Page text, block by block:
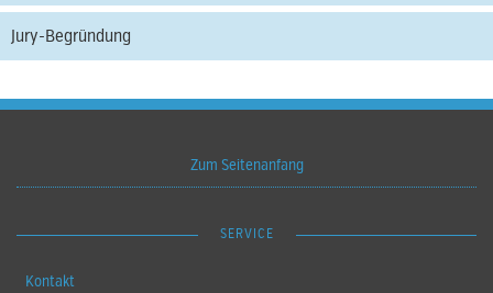
Jury-Begründung
Zum Seitenanfang
SERVICE
Kontakt